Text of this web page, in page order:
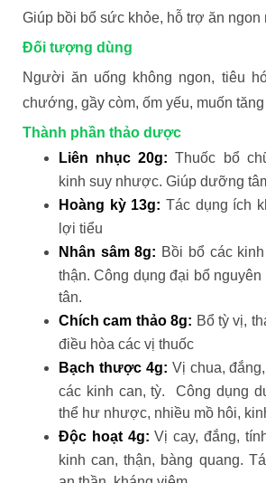
Giúp bồi bổ sức khỏe, hỗ trợ ăn ngon
Đối tượng dùng
Người ăn uống không ngon, tiêu
chướng, gầy còm, ốm yếu, muốn tăng
Thành phần thảo dược
Liên nhục 20g:Thuốc bổ
kinh suy nhược. Giúp dưỡng
Hoàng kỳ 13g: Tác dụng ích
lợi tiểu
Nhân sâm 8g: Bồi bổ các
thận. Công dụng đại bổ
tân.
Chích cam thảo 8g: Bổ tỳ vị,
điều hòa các vị thuốc
Bạch thược 4g: Vị chua,
các kinh can, tỳ. Công dụng
thể hư nhược, nhiều mồ hôi,
Độc hoạt 4g:Vị cay, đắng,
kinh can, thận, bàng quang.